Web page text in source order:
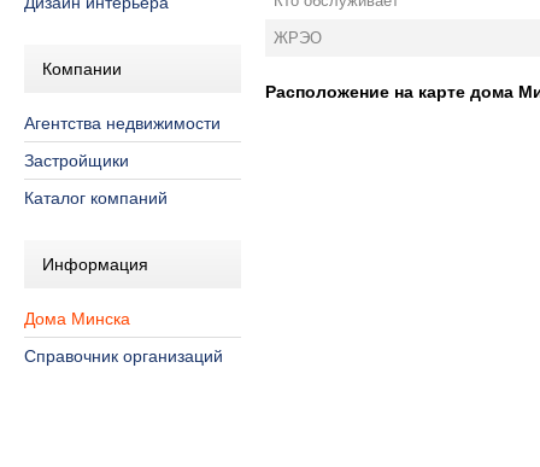
Компании
Агентства недвижимости
Застройщики
Каталог компаний
Информация
Дома Минска
Справочник организаций
ЖРЭО
Расположение на карте дома